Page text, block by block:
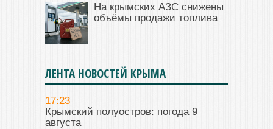
На крымских АЗС снижены
объёмы продажи топлива
ЛЕНТА НОВОСТЕЙ КРЫМА
17:23
Крымский полуостров: погода 9
августа